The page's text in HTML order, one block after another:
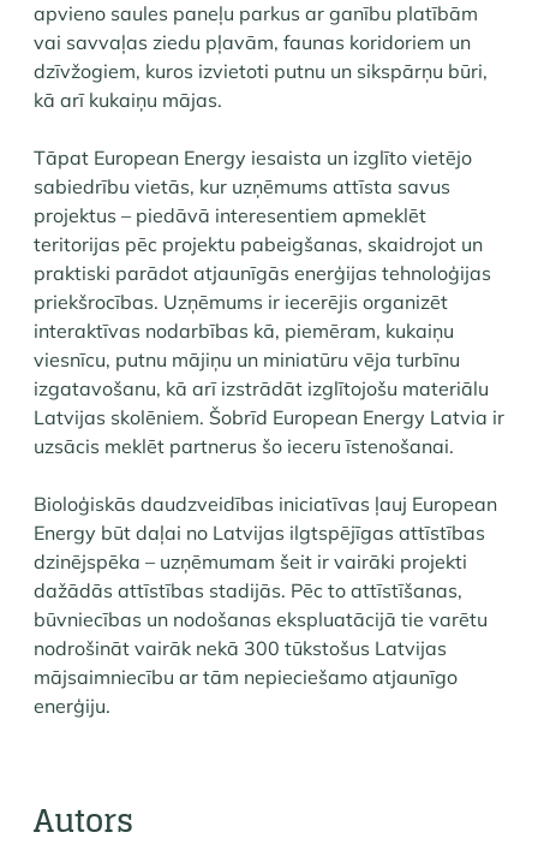
apvieno saules paneļu parkus ar ganību platībām
vai savvaļas ziedu pļavām, faunas koridoriem un
dzīvžogiem, kuros izvietoti putnu un sikspārņu būri,
kā arī kukaiņu mājas.
Tāpat European Energy iesaista un izglīto vietējo
sabiedrību vietās, kur uzņēmums attīsta savus
projektus – piedāvā interesentiem apmeklēt
teritorijas pēc projektu pabeigšanas, skaidrojot un
praktiski parādot atjaunīgās enerģijas tehnoloģijas
priekšrocības. Uzņēmums ir iecerējis organizēt
interaktīvas nodarbības kā, piemēram, kukaiņu
viesnīcu, putnu mājiņu un miniatūru vēja turbīnu
izgatavošanu, kā arī izstrādāt izglītojošu materiālu
Latvijas skolēniem. Šobrīd European Energy Latvia ir
uzsācis meklēt partnerus šo ieceru īstenošanai.
Bioloģiskās daudzveidības iniciatīvas ļauj European
Energy būt daļai no Latvijas ilgtspējīgas attīstības
dzinējspēka – uzņēmumam šeit ir vairāki projekti
dažādās attīstības stadijās. Pēc to attīstīšanas,
būvniecības un nodošanas ekspluatācijā tie varētu
nodrošināt vairāk nekā 300 tūkstošus Latvijas
mājsaimniecību ar tām nepieciešamo atjaunīgo
enerģiju.
Autors